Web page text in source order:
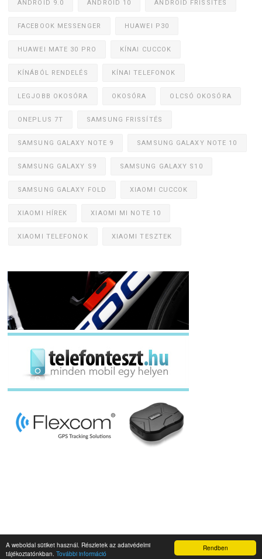
Rendben
A weboldal sütiket használ. Részletek az adatvédelmi
tájékoztatónkban. További információ
ANDROID 9.0 ANDROID 10 ANDROID FRISSÍTÉS
FACEBOOK MESSENGER HUAWEI P30
HUAWEI MATE 30 PRO KÍNAI CUCCOK
KÍNÁBÓL RENDELÉS KÍNAI TELEFONOK
LEGJOBB OKOSÓRA OKOSÓRA OLCSÓ OKOSÓRA
ONEPLUS 7T SAMSUNG FRISSÍTÉS
SAMSUNG GALAXY NOTE 9 SAMSUNG GALAXY NOTE 10
SAMSUNG GALAXY S9 SAMSUNG GALAXY S10
SAMSUNG GALAXY FOLD XIAOMI CUCCOK
XIAOMI HÍREK XIAOMI MI NOTE 10
XIAOMI TELEFONOK XIAOMI TESZTEK
Napidroid.hu 2019